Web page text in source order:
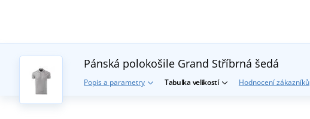
Pánská polokošile Grand Stříbrná šedá
Popis a parametry Tabulka velikostí Hodnocení zákazníků